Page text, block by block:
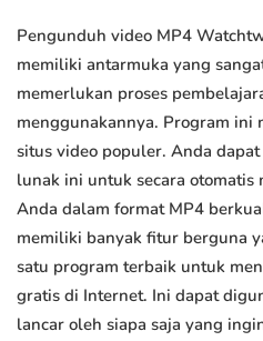
Pengunduh video MP4
memiliki antarmuka yang
memerlukan proses
menggunakannya. Program ini
situs video populer. Anda
lunak ini untuk secara
Anda dalam format MP4
memiliki banyak fitur berguna
satu program terbaik untuk
gratis di Internet. Ini dapat
lancar oleh siapa saja yang